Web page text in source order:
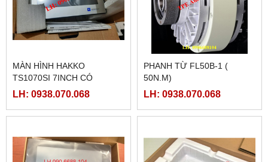
MÀN HÌNH HAKKO
TS1070SI 7INCH CÓ
ETHERNET
LH: 0938.070.068
PHANH TỪ FL50B-1 (
50N.M)
LH: 0938.070.068